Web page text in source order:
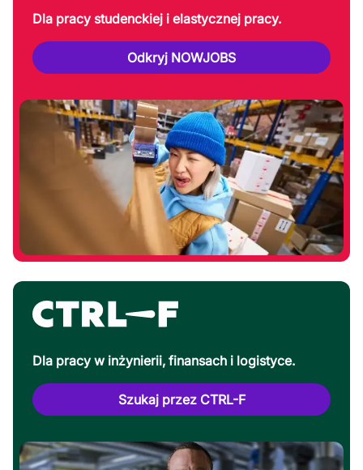
Dla pracy studenckiej i elastycznej pracy.
Odkryj NOWJOBS
Dla pracy w inżynierii, finansach i logistyce.
Szukaj przez CTRL-F